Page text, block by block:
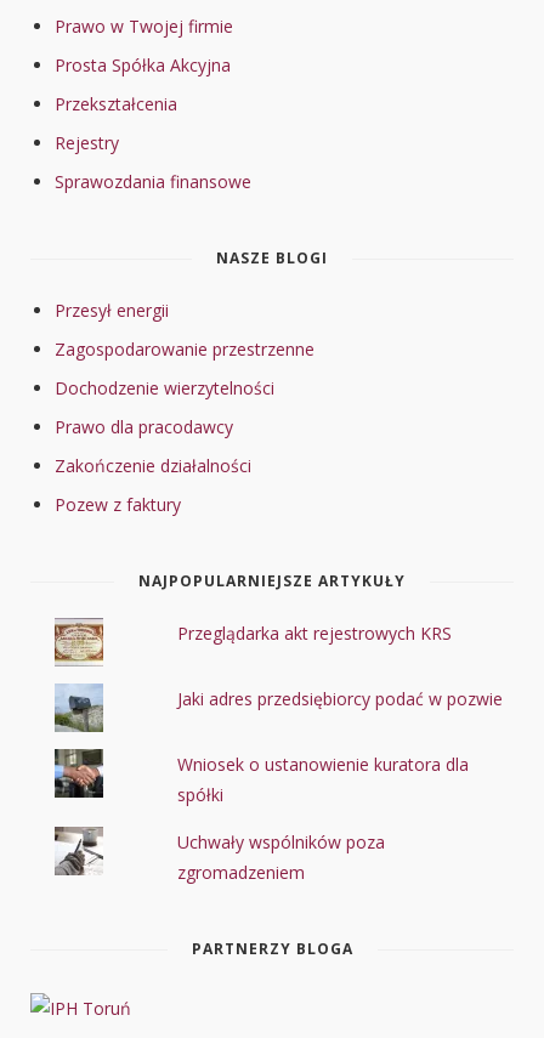
Prawo w Twojej firmie
Prosta Spółka Akcyjna
Przekształcenia
Rejestry
Sprawozdania finansowe
NASZE BLOGI
Przesył energii
Zagospodarowanie przestrzenne
Dochodzenie wierzytelności
Prawo dla pracodawcy
Zakończenie działalności
Pozew z faktury
NAJPOPULARNIEJSZE ARTYKUŁY
Przeglądarka akt rejestrowych KRS
Jaki adres przedsiębiorcy podać w pozwie
Wniosek o ustanowienie kuratora dla
spółki
Uchwały wspólników poza
zgromadzeniem
PARTNERZY BLOGA